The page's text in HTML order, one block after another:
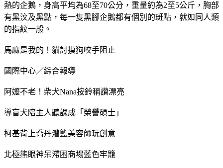
熱的企鵝，身高平均為68至70公分，重量約為2至5公斤，胸部
有黑汶及黑點，每一隻黑腳企鵝都有個別的斑點，就如同人類
的指紋一般。
馬麻是我的！貓討摸狗咬手阻止
國際中心／綜合報導
阿嬤不老！柴犬Nana按鈴稱讚漂亮
導盲犬陪主人聽課成「榮譽碩士」
柯基背上喬丹灌籃美容師玩創意
北極熊眼神呆滯困商場藍色牢籠